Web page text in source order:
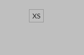
XS